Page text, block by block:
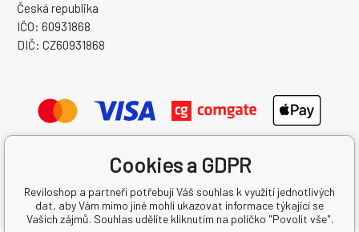
Česká republika
IČO: 60931868
DIČ: CZ60931868
Cookies a GDPR
Reviloshop a partneři potřebují Váš souhlas k využití jednotlivých
dat, aby Vám mimo jiné mohli ukazovat informace týkající se
Vašich zájmů. Souhlas udělíte kliknutím na políčko "Povolit vše".